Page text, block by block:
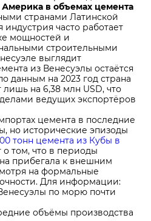
Америка в объемах цемента
странами Латинской
часто работает
мощностей и
строительными
выглядит
из Венесуэлы остаётся
данным на 2023 год страна
лишь на 6,38 млн USD, что
ведущих экспортёров
цемента в последние
но исторические эпизоды
тонн цемента из Кубы в
о том, что в периоды
прибегала к внешним
на формальные
Для информации:
по морю почти
объёмы производства